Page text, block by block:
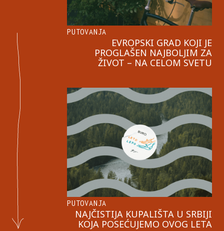
PUTOVANJA
EVROPSKI GRAD KOJI JE
PROGLAŠEN NAJBOLJIM ZA
ŽIVOT – NA CELOM SVETU
PUTOVANJA
NAJČISTIJA KUPALIŠTA U SRBIJI
KOJA POSEĆUJEMO OVOG LETA